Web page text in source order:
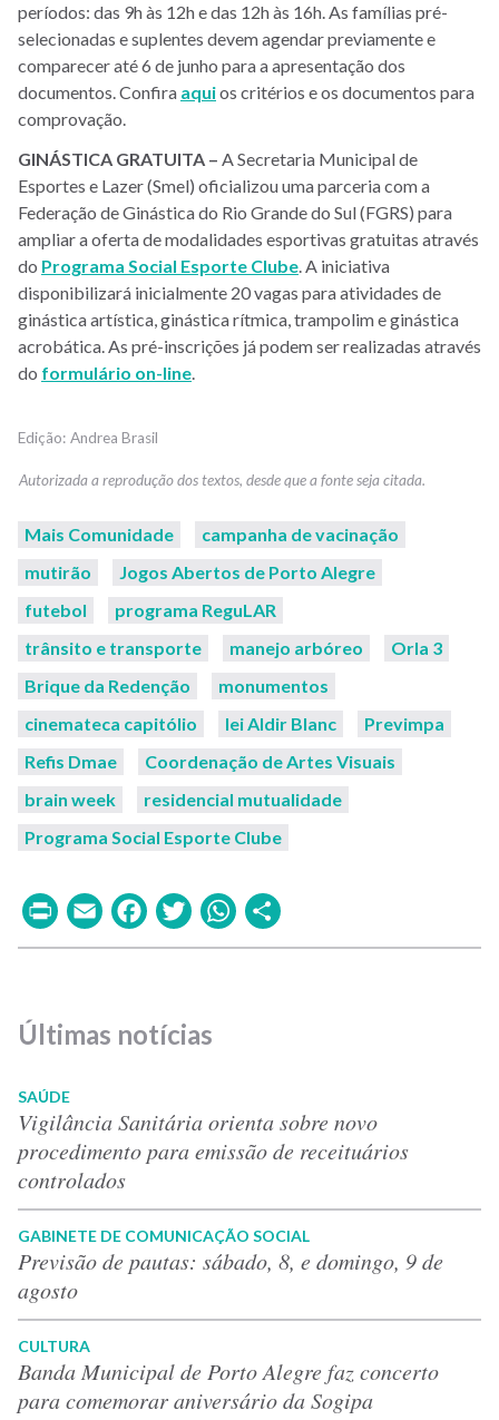
períodos: das 9h às 12h e das 12h às 16h. As famílias pré-
selecionadas e suplentes devem agendar previamente e
comparecer até 6 de junho para a apresentação dos
documentos. Confira aquios critérios e os documentos para
comprovação.
GINÁSTICA GRATUITA – A Secretaria Municipal de
Esportes e Lazer (Smel) oficializou uma parceria com a
Federação de Ginástica do Rio Grande do Sul (FGRS) para
ampliar a oferta de modalidades esportivas gratuitas através
do Programa Social Esporte Clube . A iniciativa
disponibilizará inicialmente 20 vagas para atividades de
ginástica artística, ginástica rítmica, trampolim e ginástica
acrobática. As pré-inscrições já podem ser realizadas através
do formulário on-line
Andrea Brasil
Mais Comunidade
campanha de vacinação
mutirão
Jogos Abertos de Porto Alegre
futebol
programa ReguLAR
trânsito e transporte
manejo arbóreo
Orla 3
Brique da Redenção
monumentos
cinemateca capitólio
lei Aldir Blanc
Previmpa
Refis Dmae
Coordenação de Artes Visuais
brain week
residencial mutualidade
Programa Social Esporte Clube
PrintEmailFacebook
TwitterWhatsApp
Últimas notícias
SAÚDE
Vigilância Sanitária orienta sobre novo
procedimento para emissão de receituários
controlados
GABINETE DE COMUNICAÇÃO SOCIAL
Previsão de pautas: sábado, 8, e domingo, 9 de
agosto
CULTURA
Banda Municipal de Porto Alegre faz concerto
para comemorar aniversário da Sogipa